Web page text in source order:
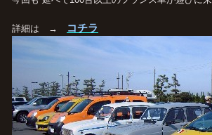
詳細は → コチラ